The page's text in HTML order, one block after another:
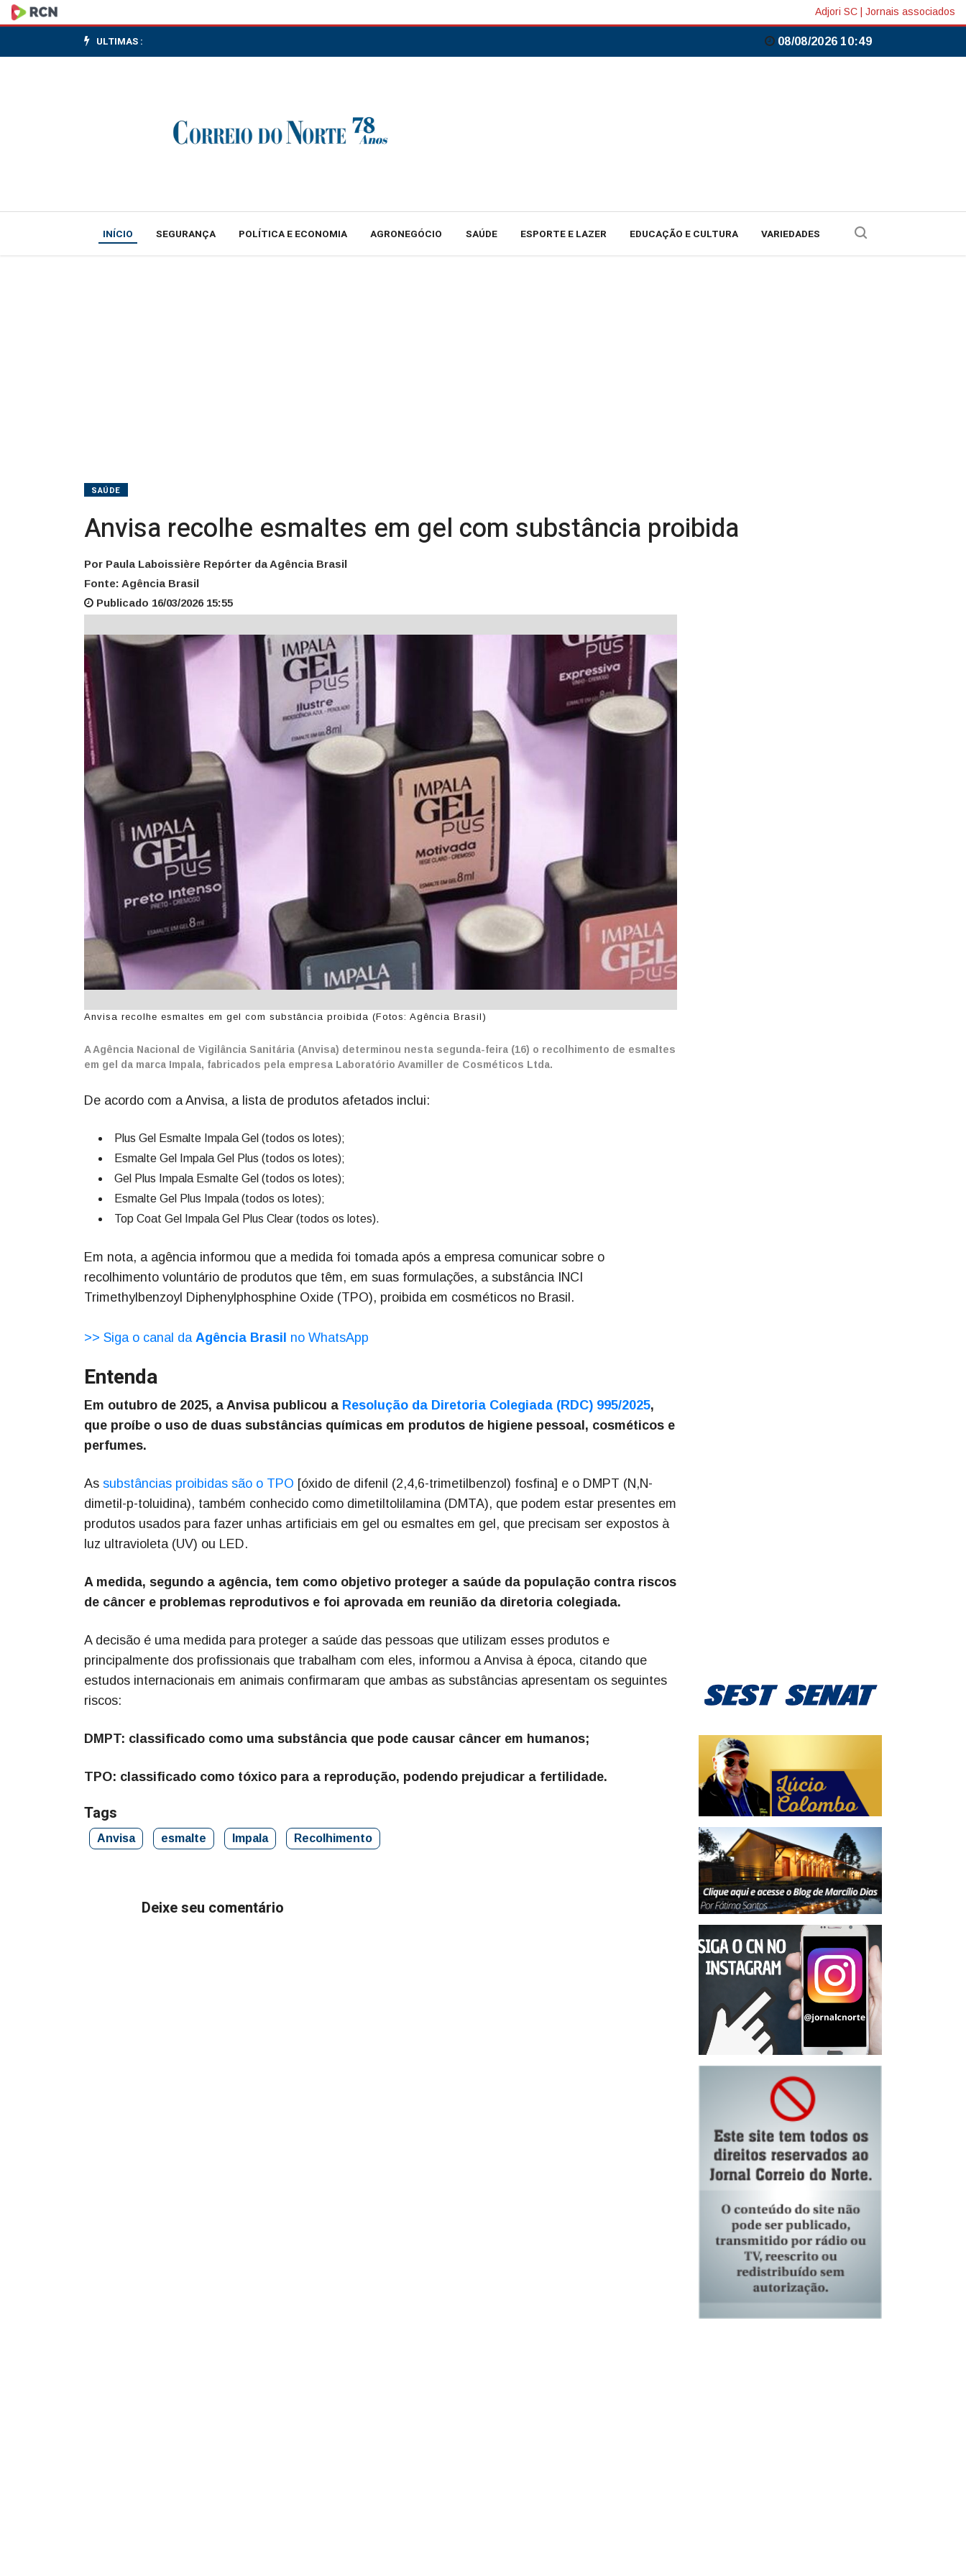
Anvisa
recolhe
substância
Adjori SC Jornais associados
ULTIMAS : 08/08/2026 10:49
INÍCIO SEGURANÇA POLÍTICA E ECONOMIA AGRONEGÓCIO SAÚDE ESPORTE E LAZER EDUCAÇÃO E CULTURA VARIEDADES
SAÚDE
Anvisa recolhe esmaltes em gel com substância proibida
Por Paula Laboissière Repórter da Agência Brasil
Fonte: Agência Brasil
Publicado 16/03/2026 15:55
Anvisa recolhe esmaltes em gel com substância proibida (Fotos: Agência Brasil)
A Agência Nacional de Vigilância Sanitária (Anvisa) determinou nesta segunda-feira (16) o recolhimento de esmaltes
em gel da marca Impala, fabricados pela empresa Laboratório Avamiller de Cosméticos Ltda.
De acordo com a Anvisa, a lista de produtos afetados inclui:
Plus Gel Esmalte Impala Gel (todos os lotes);
Esmalte Gel Impala Gel Plus (todos os lotes);
Gel Plus Impala Esmalte Gel (todos os lotes);
Esmalte Gel Plus Impala (todos os lotes);
Top Coat Gel Impala Gel Plus Clear (todos os lotes).
Em nota, a agência informou que a medida foi tomada após a empresa comunicar sobre o
recolhimento voluntário de produtos que têm, em suas formulações, a substância INCI
Trimethylbenzoyl Diphenylphosphine Oxide (TPO), proibida em cosméticos no Brasil.
>> Siga o canal da Agência Brasil no WhatsApp
Entenda
Em outubro de 2025, a Anvisa publicou a Resolução da Diretoria Colegiada (RDC) 995/2025,
que proíbe o uso de duas substâncias químicas em produtos de higiene pessoal, cosméticos e
perfumes.
As substâncias proibidas são o TPO [óxido de difenil (2,4,6-trimetilbenzol) fosfina] e o DMPT (N,N-
dimetil-p-toluidina), também conhecido como dimetiltolilamina (DMTA), que podem estar presentes em
produtos usados para fazer unhas artificiais em gel ou esmaltes em gel, que precisam ser expostos à
luz ultravioleta (UV) ou LED.
A medida, segundo a agência, tem como objetivo proteger a saúde da população contra riscos
de câncer e problemas reprodutivos e foi aprovada em reunião da diretoria colegiada.
A decisão é uma medida para proteger a saúde das pessoas que utilizam esses produtos e
principalmente dos profissionais que trabalham com eles, informou a Anvisa à época, citando que
estudos internacionais em animais confirmaram que ambas as substâncias apresentam os seguintes
riscos:
DMPT: classificado como uma substância que pode causar câncer em humanos;
TPO: classificado como tóxico para a reprodução, podendo prejudicar a fertilidade.
Tags
Anvisa esmalte Impala Recolhimento
Deixe seu comentário